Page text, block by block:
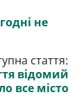
не
стаття:
відомий
все місто